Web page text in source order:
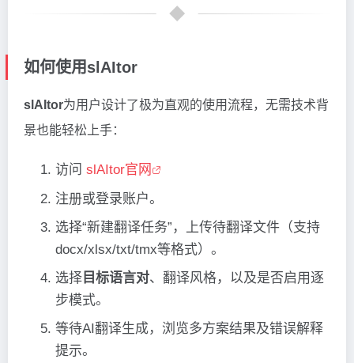
如何使用slAItor
slAItor为用户设计了极为直观的使用流程，无需技术背
景也能轻松上手：
访问 slAItor官网
注册或登录账户。
选择“新建翻译任务”，上传待翻译文件（支持
docx/xlsx/txt/tmx等格式）。
选择 目标语言对、翻译风格，以及是否启用逐
步模式。
等待AI翻译生成，浏览多方案结果及错误解释
提示。